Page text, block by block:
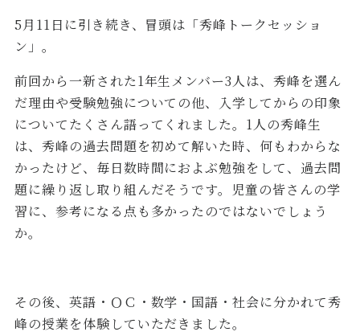
5月 11 日に引き続き、冒頭は「秀峰トークセッショ
ン」。
前回から一新された1年生メンバー3 人は、秀峰を選ん
だ理由や受験勉強についての他、入学してからの印象
についてたくさん語ってくれました。 1 人の秀峰生
は、秀峰の過去問題を初めて解いた時、何もわからな
かったけど、毎日数時間におよぶ勉強をして、過去問
題に繰り返し取り組んだそうです。児童の皆さんの学
習に、参考になる点も多かったのではないでしょう
か。
その後、英語・ＯＣ・数学・国語・社会に分かれて秀
峰の授業を体験していただきました。